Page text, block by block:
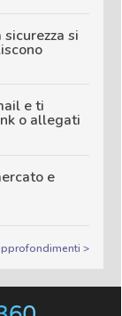
si
e ti
o allegati
e
>